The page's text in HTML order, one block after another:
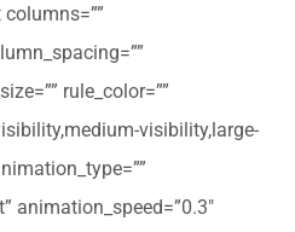
rule_color=””
visibility,large-
animation_speed=”0.3″